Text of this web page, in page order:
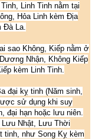
Linh Tinh nằm tại
Hỏa Linh kèm Địa
Đà La.
sao Không, Kiếp nằm ở
Nhận, Không Kiếp
kèm Linh Tinh.
đại kỵ tinh (Năm sinh,
sử dụng khi suy
đại hạn hoặc lưu niên.
Nhật, Lưu Thời
tinh, như Song Kỵ kèm